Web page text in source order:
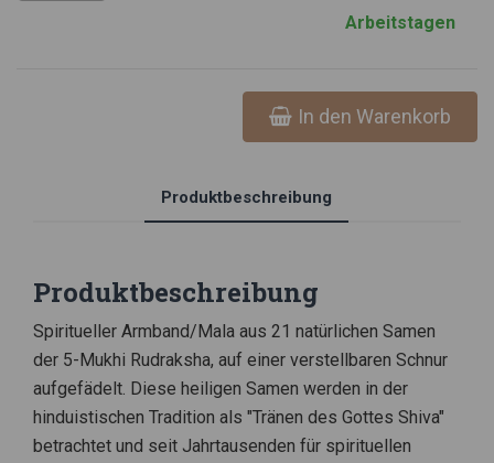
Arbeitstagen
In den Warenkorb
Produktbeschreibung
Produktbeschreibung
Spiritueller Armband/Mala aus 21 natürlichen Samen
der 5-Mukhi Rudraksha, auf einer verstellbaren Schnur
aufgefädelt. Diese heiligen Samen werden in der
hinduistischen Tradition als "Tränen des Gottes Shiva"
betrachtet und seit Jahrtausenden für spirituellen